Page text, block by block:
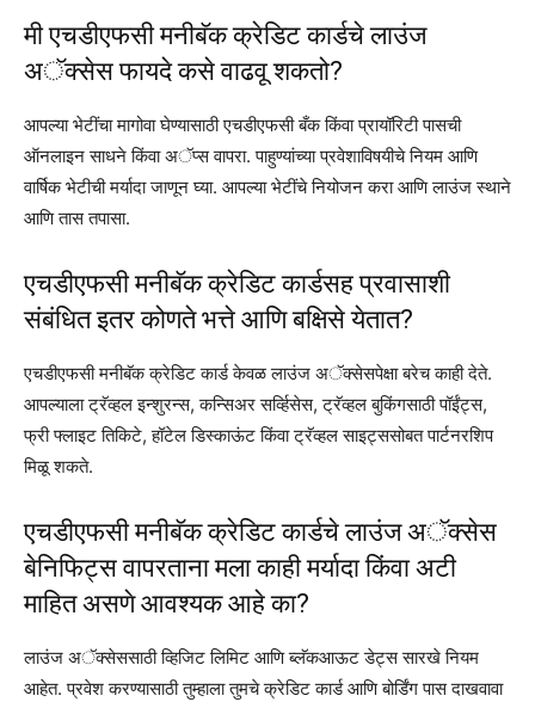
मी एचडीएफसी मनीबॅक क्रेडिट कार्डचे लाउंज
अॅक्सेस फायदे कसे वाढवू शकतो?
आपल्या भेटींचा मागोवा घेण्यासाठी एचडीएफसी बँक किंवा प्रायॉरिटी पासची
ऑनलाइन साधने किंवा अॅप्स वापरा. पाहुण्यांच्या प्रवेशाविषयीचे नियम आणि
वार्षिक भेटीची मर्यादा जाणून घ्या. आपल्या भेटींचे नियोजन करा आणि लाउंज स्थाने
आणि तास तपासा.
एचडीएफसी मनीबॅक क्रेडिट कार्डसह प्रवासाशी
संबंधित इतर कोणते भत्ते आणि बक्षिसे येतात?
एचडीएफसी मनीबॅक क्रेडिट कार्ड केवळ लाउंज अॅक्सेसपेक्षा बरेच काही देते.
आपल्याला ट्रॅव्हल इन्शुरन्स, कन्सिअर सर्व्हिसेस, ट्रॅव्हल बुकिंगसाठी पॉईंट्स,
फ्री फ्लाइट तिकिटे, हॉटेल डिस्काऊंट किंवा ट्रॅव्हल साइट्ससोबत पार्टनरशिप
मिळू शकते.
एचडीएफसी मनीबॅक क्रेडिट कार्डचे लाउंज अॅक्सेस
बेनिफिट्स वापरताना मला काही मर्यादा किंवा अटी
माहित असणे आवश्यक आहे का?
लाउंज अॅक्सेससाठी व्हिजिट लिमिट आणि ब्लॅकआऊट डेट्स सारखे नियम
आहेत. प्रवेश करण्यासाठी तुम्हाला तुमचे क्रेडिट कार्ड आणि बोर्डिंग पास दाखवावा